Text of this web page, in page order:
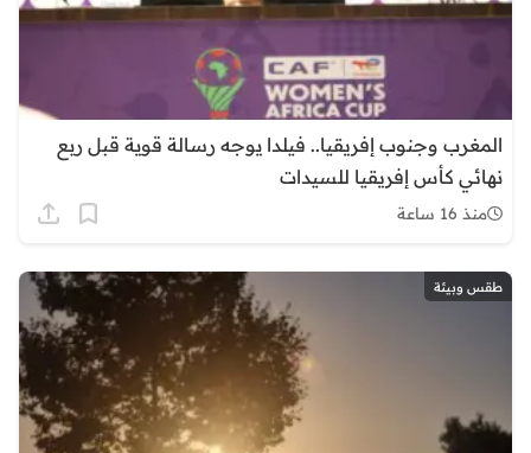
المغرب وجنوب إفريقيا.. فيلدا يوجه رسالة قوية قبل ربع
نهائي كأس إفريقيا للسيدات
منذ 16 ساعة
طقس وبيئة